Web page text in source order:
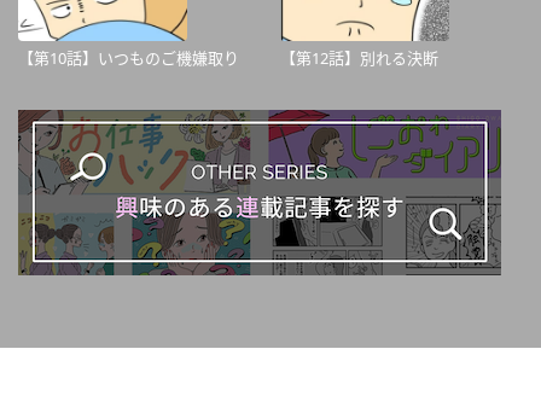
【第10話】いつものご機嫌取り 【第12話】別れる決断